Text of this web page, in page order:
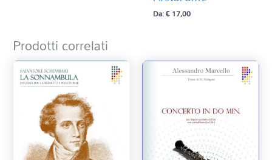
Da:€17,00
Prodotti correlati